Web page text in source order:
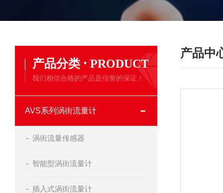
产品分类 · PRODUCT
我们相信合格的产品是信誉的保证！
AVS系列涡街流量计
涡街流量传感器
智能型涡街流量计
插入式涡街流量计
产品中